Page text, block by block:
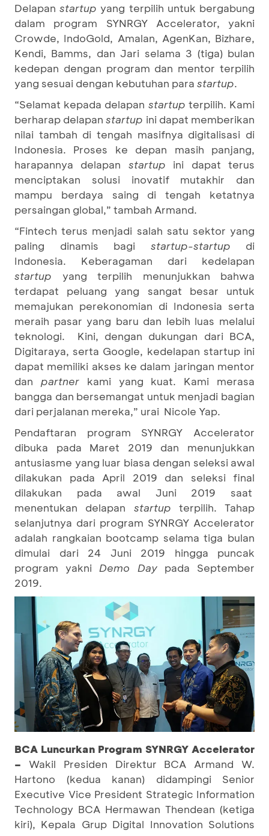
Delapanstartup yang terpilih untuk bergabung
dalam program SYNRGY Accelerator, yakni
Crowde, IndoGold, Amalan, AgenKan, Bizhare,
Kendi, Bamms, dan Jari selama 3 (tiga) bulan
kedepan dengan program dan mentor terpilih
yang sesuai dengan kebutuhan para startup.
“Selamat kepada delapan startup terpilih. Kami
berharap delapanstartup ini dapat memberikan
nilai tambah di tengah masifnya digitalisasi di
Indonesia. Proses ke depan masih panjang,
harapannya delapan startup ini dapat terus
menciptakan solusi inovatif mutakhir dan
mampu berdaya saing di tengah ketatnya
persaingan global,” tambah Armand.
“Fintech terus menjadi salah satu sektor yang
paling dinamis bagi startup-startup di
Indonesia. Keberagaman dari kedelapan
startup yang terpilih menunjukkan bahwa
terdapat peluang yang sangat besar untuk
memajukan perekonomian di Indonesia serta
meraih pasar yang baru dan lebih luas melalui
teknologi. Kini, dengan dukungan dari BCA,
Digitaraya, serta Google, kedelapan startup ini
dapat memiliki akses ke dalam jaringan mentor
dan partnerkami yang kuat. Kami merasa
bangga dan bersemangat untuk menjadi bagian
dari perjalanan mereka,” urai Nicole Yap.
Pendaftaran program SYNRGY Accelerator
dibuka pada Maret 2019 dan menunjukkan
antusiasme yang luar biasa dengan seleksi awal
dilakukan pada April 2019 dan seleksi final
dilakukan pada awal Juni 2019 saat
menentukan delapan startup terpilih. Tahap
selanjutnya dari program SYNRGY Accelerator
adalah rangkaian bootcamp selama tiga bulan
dimulai dari 24 Juni 2019 hingga puncak
program yakni Demo Day pada
September
2019.
BCA Luncurkan Program SYNRGY Accelerator
– Wakil Presiden Direktur BCA Armand W.
Hartono (kedua kanan) didampingi Senior
Executive Vice President Strategic Information
Technology BCA Hermawan Thendean (ketiga
kiri), Kepala Grup Digital Innovation Solutions